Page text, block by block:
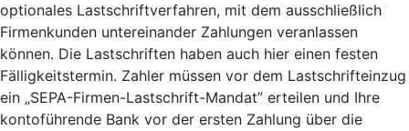
optionales Lastschriftverfahren, mit dem ausschließlich
Firmenkunden untereinander Zahlungen veranlassen
können. Die Lastschriften haben auch hier einen festen
Fälligkeitstermin. Zahler müssen vor dem Lastschrifteinzug
ein „SEPA-Firmen-Lastschrift-Mandat” erteilen und Ihre
kontoführende Bank vor der ersten Zahlung über die